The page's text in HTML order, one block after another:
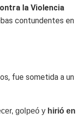
la Violencia
contundentes en
fue sometida a un
golpeó y hirió en